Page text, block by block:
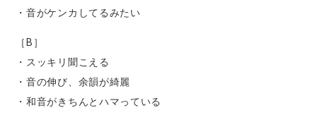
・音がケンカしてるみたい
［B］
・スッキリ聞こえる
・音の伸び、余韻が綺麗
・和音がきちんとハマっている